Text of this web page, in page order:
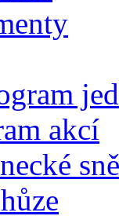
akcí